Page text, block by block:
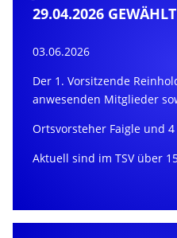
29.04.2026 GEWÄHLT
Der 1. Vorsitzende
anwesenden Mitglieder
Ortsvorsteher Faigle und
Aktuell sind im TSV über
03.06.2026